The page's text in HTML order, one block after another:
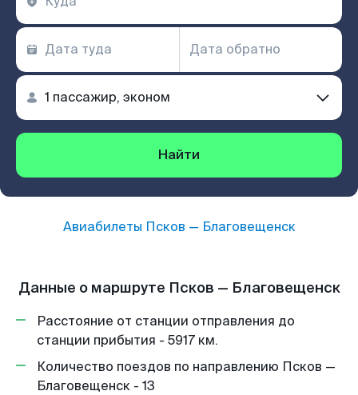
Найти
Авиабилеты Псков — Благовещенск
Данные о маршруте Псков — Благовещенск
Расстояние от станции отправления до
станции прибытия - 5917 км.
Количество поездов по направлению Псков —
Благовещенск - 13